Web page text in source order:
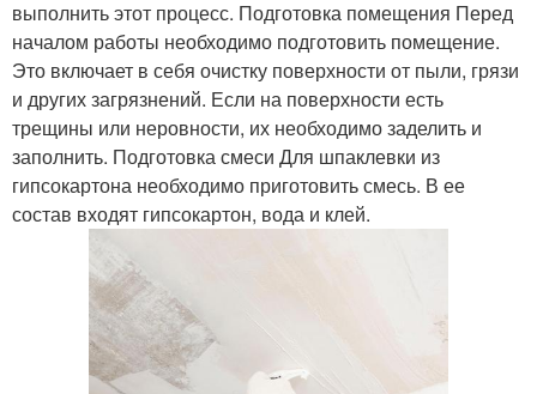
выполнить этот процесс. Подготовка помещения Перед
началом работы необходимо подготовить помещение.
Это включает в себя очистку поверхности от пыли, грязи
и других загрязнений. Если на поверхности есть
трещины или неровности, их необходимо заделить и
заполнить. Подготовка смеси Для шпаклевки из
гипсокартона необходимо приготовить смесь. В ее
состав входят гипсокартон, вода и клей.